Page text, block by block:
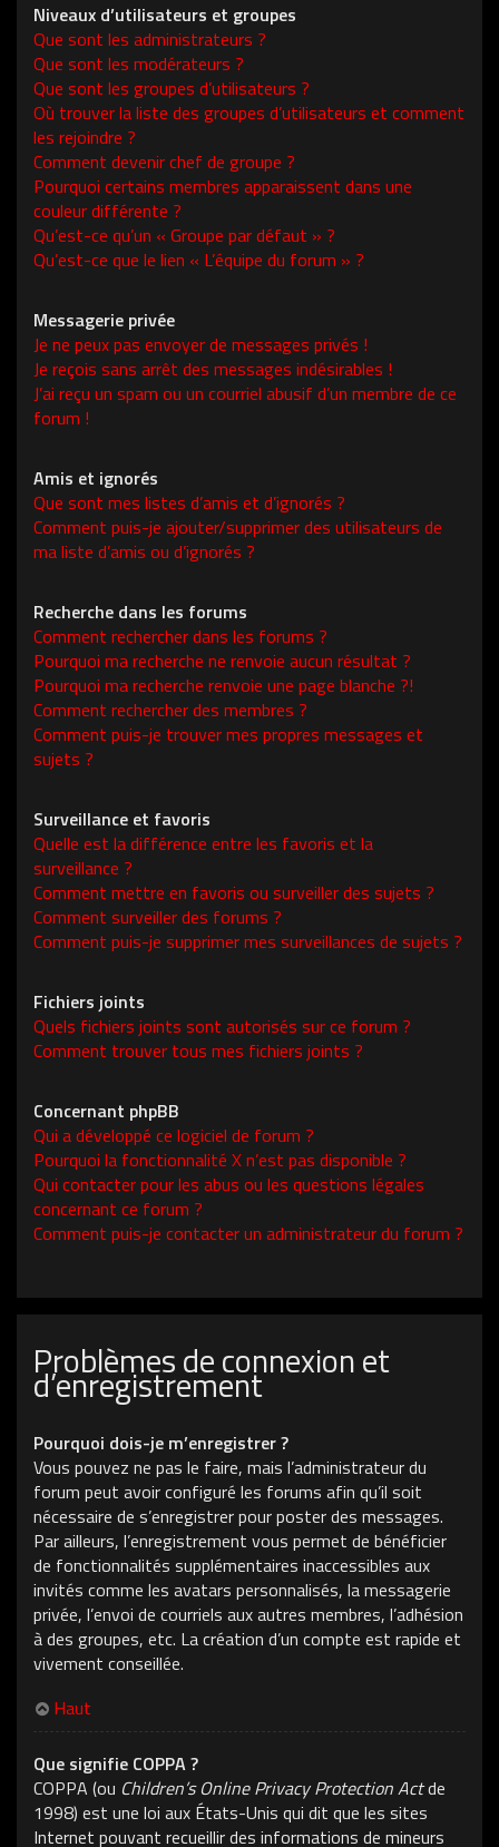
Niveaux d’utilisateurs et groupes
Que sont les administrateurs ?
Que sont les modérateurs ?
Que sont les groupes d’utilisateurs ?
Où trouver la liste des groupes d’utilisateurs et comment
les rejoindre ?
Comment devenir chef de groupe ?
Pourquoi certains membres apparaissent dans une
couleur différente ?
Qu’est-ce qu’un « Groupe par défaut » ?
Qu’est-ce que le lien « L’équipe du forum » ?
Messagerie privée
Je ne peux pas envoyer de messages privés !
Je reçois sans arrêt des messages indésirables !
J’ai reçu un spam ou un courriel abusif d’un membre de ce
forum !
Amis et ignorés
Que sont mes listes d’amis et d’ignorés ?
Comment puis-je ajouter/supprimer des utilisateurs de
ma liste d’amis ou d’ignorés ?
Recherche dans les forums
Comment rechercher dans les forums ?
Pourquoi ma recherche ne renvoie aucun résultat ?
Pourquoi ma recherche renvoie une page blanche ?!
Comment rechercher des membres ?
Comment puis-je trouver mes propres messages et
sujets ?
Surveillance et favoris
Quelle est la différence entre les favoris et la
surveillance ?
Comment mettre en favoris ou surveiller des sujets ?
Comment surveiller des forums ?
Comment puis-je supprimer mes surveillances de sujets ?
Fichiers joints
Quels fichiers joints sont autorisés sur ce forum ?
Comment trouver tous mes fichiers joints ?
Concernant phpBB
Qui a développé ce logiciel de forum ?
Pourquoi la fonctionnalité X n’est pas disponible ?
Qui contacter pour les abus ou les questions légales
concernant ce forum ?
Comment puis-je contacter un administrateur du forum ?
Problèmes de connexion et
d’enregistrement
Pourquoi dois-je m’enregistrer ?
Vous pouvez ne pas le faire, mais l’administrateur du
forum peut avoir configuré les forums afin qu’il soit
nécessaire de s’enregistrer pour poster des messages.
Par ailleurs, l’enregistrement vous permet de bénéficier
de fonctionnalités supplémentaires inaccessibles aux
invités comme les avatars personnalisés, la messagerie
privée, l’envoi de courriels aux autres membres, l’adhésion
à des groupes, etc. La création d’un compte est rapide et
vivement conseillée.
Haut
Que signifie COPPA ?
COPPA (ou Children’s Online Privacy Protection Actde
1998) est une loi aux États-Unis qui dit que les sites
Internet pouvant recueillir des informations de mineurs